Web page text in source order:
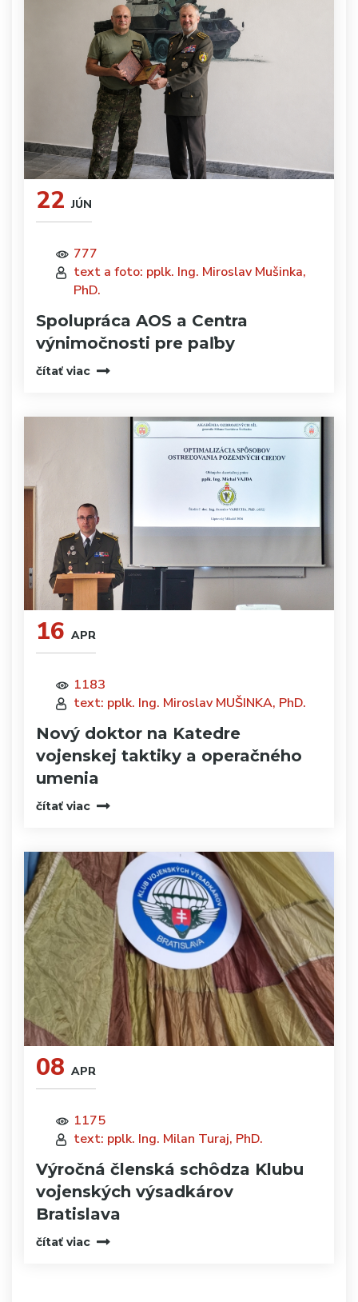
22 JÚN
777
text a foto: pplk. Ing. Miroslav Mušinka,
PhD.
Spolupráca AOS a Centra
výnimočnosti pre paľby
čítať viac
16 APR
1183
text: pplk. Ing. Miroslav MUŠINKA, PhD.
Nový doktor na Katedre
vojenskej taktiky a operačného
umenia
čítať viac
08 APR
1175
text: pplk. Ing. Milan Turaj, PhD.
Výročná členská schôdza Klubu
vojenských výsadkárov
Bratislava
čítať viac